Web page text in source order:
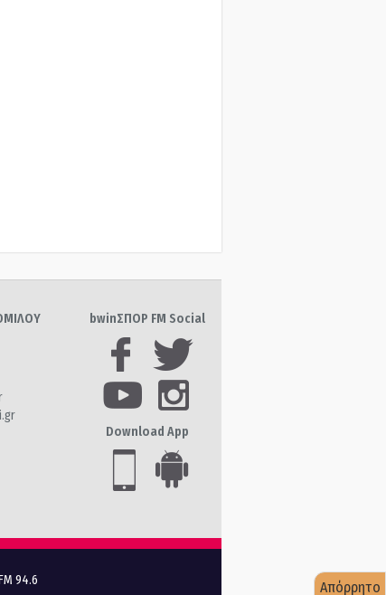
bwinΣΠΟΡ FM Social
Download App
94.6 Απόρρητο